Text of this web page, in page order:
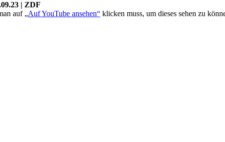
| ZDF
auf „Auf YouTube ansehen“ klicken muss, um dieses sehen zu